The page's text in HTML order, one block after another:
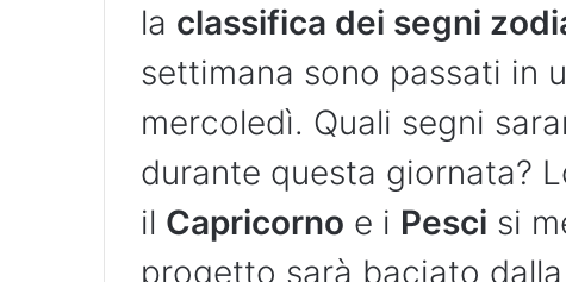
la classifica dei segni
settimana sono passati in
mercoledì. Quali segni
durante questa giornata?
il Capricorno e i Pesci si
progetto sarà baciato